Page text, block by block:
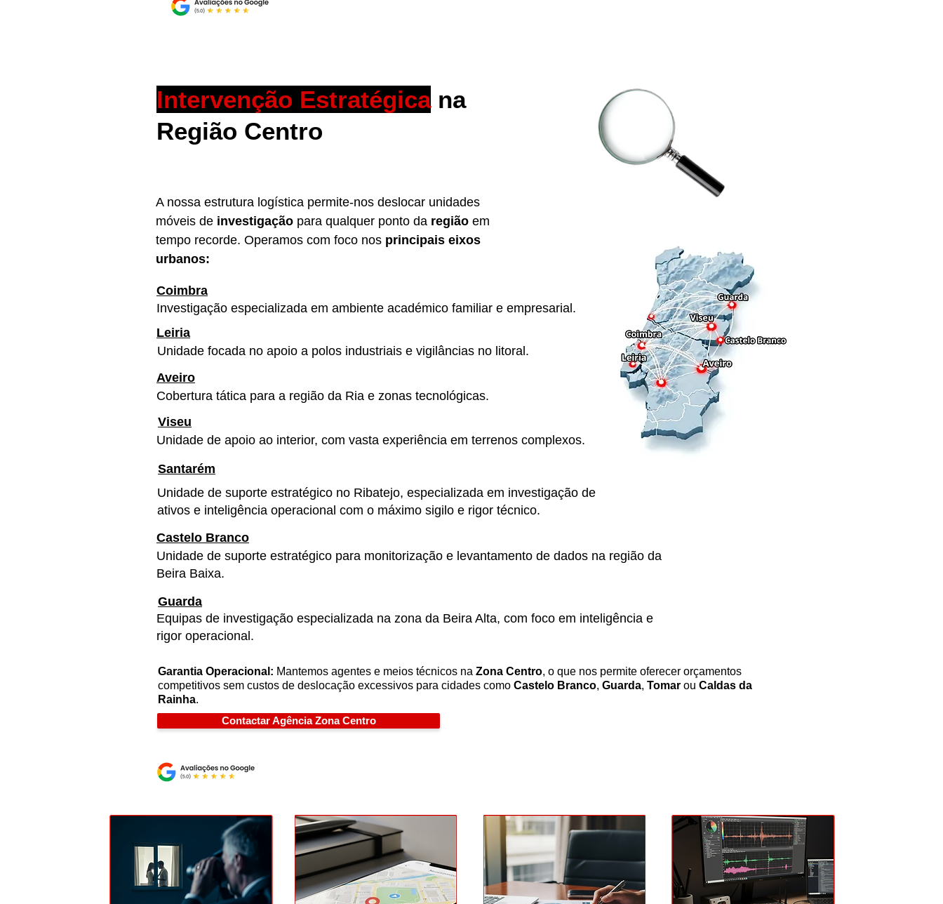
Intervenção Estratégicana
Região Centro
Viseu
A nossa estrutura logística permite-nos deslocar unidades
móveis de investigação para qualquer ponto da região em
tempo recorde. Operamos com foco nos principais eixos
urbanos:
Coimbra
Aveiro
Leiria
Investigação especializada em ambiente académico familiar e empresarial.
Unidade focada no apoio a polos industriais e vigilâncias no litoral.
Cobertura tática para a região da Ria e zonas tecnológicas.
Unidade de apoio ao interior, com vasta experiência em terrenos complexos.
Santarém
Unidade de suporte estratégico no Ribatejo, especializada em investigação de
ativos e inteligência operacional com o máximo sigilo e rigor técnico.
Castelo Branco
Unidade de suporte estratégico para monitorização e levantamento de dados na região da
Beira Baixa.
Guarda
Equipas de investigação especializada na zona da Beira Alta, com foco em inteligência e
rigor operacional.
Garantia Operacional: Mantemos agentes e meios técnicos na Zona Centro, o que nos permite oferecer orçamentos
competitivos sem custos de deslocação excessivos para cidades como Castelo Branco, Guarda, Tomar ou Caldas da
Rainha.
Contactar Agência Zona Centro